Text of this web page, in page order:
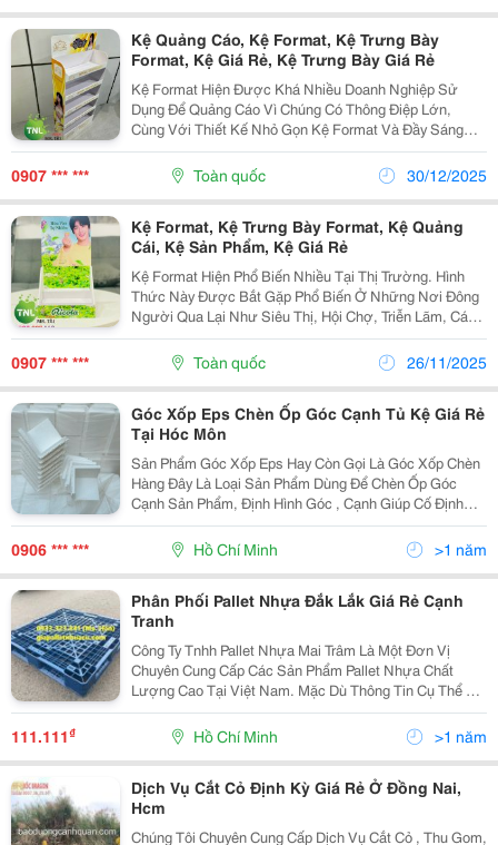
Kệ Quảng Cáo, Kệ Format, Kệ Trưng Bày
Format, Kệ Giá Rẻ, Kệ Trưng Bày Giá Rẻ
Kệ Format Hiện Được Khá Nhiều Doanh Nghiệp Sử
Dụng Để Quảng Cáo Vì Chúng Có Thông Điệp Lớn,
Cùng Với Thiết Kế Nhỏ Gọn Kệ Format Và Đầy Sáng
Tạo, Việc Sử Dụng Kệ Format Đang Được Sử Dụng
Khá Rộng Rãi Trên Thị Trường. Chất Liệu : Format Dày 3
&Ndash;...
0907 *** *** Toàn quốc 30/12/2025
Kệ Format, Kệ Trưng Bày Format, Kệ Quảng
Cái, Kệ Sản Phẩm, Kệ Giá Rẻ
Kệ Format Hiện Phổ Biến Nhiều Tại Thị Trường. Hình
Thức Này Được Bắt Gặp Phổ Biến Ở Những Nơi Đông
Người Qua Lại Như Siêu Thị, Hội Chợ, Triễn Lãm, Các
Văn Phòng Đại Diện, Đại Lý Bán Sỉ Và Lẻ&Hellip; Kệ
Format Sẽ Đáp Ứng Được Nhu Cầu Quảng Bá, Tiếp...
0907 *** *** Toàn quốc 26/11/2025
Góc Xốp Eps Chèn Ốp Góc Cạnh Tủ Kệ Giá Rẻ
Tại Hóc Môn
Sản Phẩm Góc Xốp Eps Hay Còn Gọi Là Góc Xốp Chèn
Hàng Đây Là Loại Sản Phẩm Dùng Để Chèn Ốp Góc
Cạnh Sản Phẩm, Định Hình Góc , Cạnh Giúp Cố Định
Hàng Hóa Không Xê Dịch , Mốp Méo Hàng Hóa Khi Vận
Chuyển Như : Đồ Gia Dụng, Đồ Điện Tử, Đồ Gỗ,&Hellip;
0906 *** *** Hồ Chí Minh >1 năm
Phân Phối Pallet Nhựa Đắk Lắk Giá Rẻ Cạnh
Tranh
Công Ty Tnhh Pallet Nhựa Mai Trâm Là Một Đơn Vị
Chuyên Cung Cấp Các Sản Phẩm Pallet Nhựa Chất
Lượng Cao Tại Việt Nam. Mặc Dù Thông Tin Cụ Thể Về
Chi Nhánh Hoặc Hoạt Động Của Công Ty Tại Đắk Lắk Có
Thể Không Được Quảng Bá Rộng Rãi, Mai Trâm Vẫn
Phục...
111.111₫ Hồ Chí Minh >1 năm
Dịch Vụ Cắt Cỏ Định Kỳ Giá Rẻ Ở Đồng Nai,
Hcm
Chúng Tôi Chuyên Cung Cấp Dịch Vụ Cắt Cỏ , Thu Gom,